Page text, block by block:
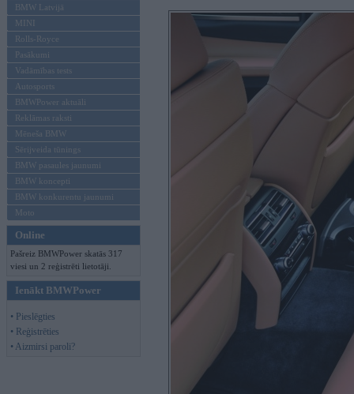
BMW Latvijā
MINI
Rolls-Royce
Pasākumi
Vadāmības tests
Autosports
BMWPower aktuāli
Reklāmas raksti
Mēneša BMW
Sērijveida tūnings
BMW pasaules jaunumi
BMW koncepti
BMW konkurentu jaunumi
Moto
Online
Pašreiz BMWPower skatās 317
viesi un 2 reģistrēti lietotāji.
Ienākt BMWPower
• Pieslēgties
• Reģistrēties
• Aizmirsi paroli?